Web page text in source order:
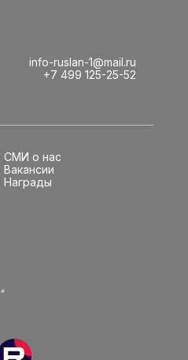
СМИ о нас
Вакансии
Награды
info-ruslan-1@mail.ru
+7 499 125-25-52
*